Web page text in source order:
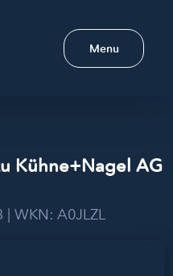
Menu
Kühne+Nagel AG
| WKN: A0JLZL